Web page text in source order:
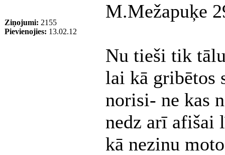
Ziņojumi: 2155
Pievienojies: 13.02.12
M.Mežapuķe
Nu tieši tik
lai kā gribētos
norisi- ne kas
nedz arī afišai
kā nezinu